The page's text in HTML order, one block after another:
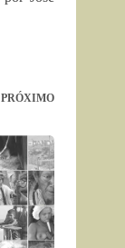
PRÓXIMO